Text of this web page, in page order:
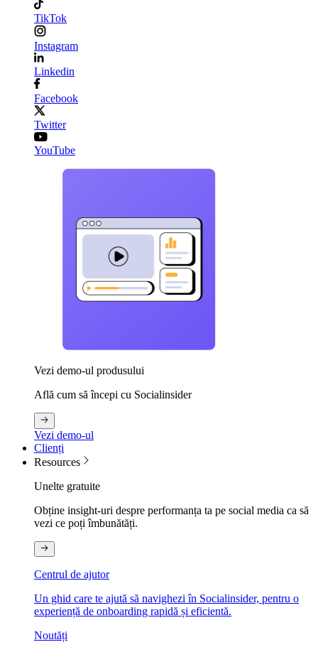
TikTok
Instagram
Linkedin
Facebook
Twitter
YouTube
Vezi demo-ul produsului
Află cum să începi cu Socialinsider
Vezi demo-ul
Clienți
Resources
Unelte gratuite
Obține insight-uri despre performanța ta pe social media ca să
vezi ce poți îmbunătăți.
Centrul de ajutor
Un ghid care te ajută să navighezi în Socialinsider, pentru o
experiență de onboarding rapidă și eficientă.
Noutăți